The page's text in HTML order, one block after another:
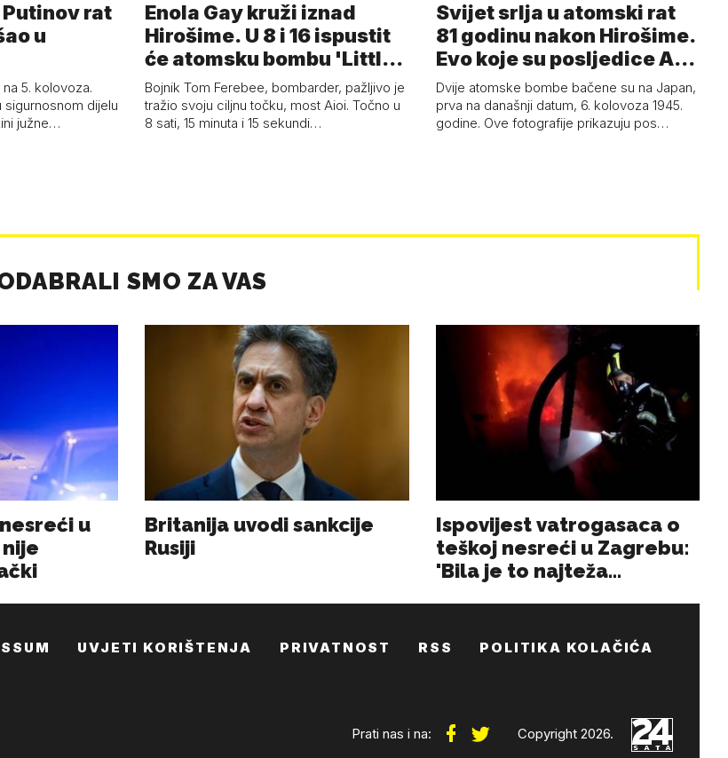
rat
u
5. kolovoza.
dijelu
južne…
Enola Gay kruži iznad
Hirošime. U 8 i 16 ispustit
će atomsku bombu 'Little
Boy'
Bojnik Tom Ferebee, bombarder, pažljivo je
tražio svoju ciljnu točku, most Aioi. Točno u
8 sati, 15 minuta i 15 sekundi…
Svijet srlja u atomski rat
81 godinu nakon Hirošime.
Evo koje su posljedice A-
b…
Dvije atomske bombe bačene su na Japan,
prva na današnji datum, 6. kolovoza 1945.
godine. Ove fotografije prikazuju pos…
UVJETI KORIŠTENJA PRIVATNOST RSS POLITIKA KOLAČIĆA
Prati nas i na: Copyright 2026.